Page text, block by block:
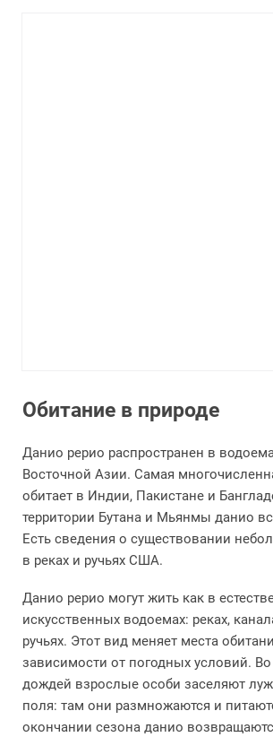
Обитание в природе
Данио рерио распространен в
Восточной Азии. Самая
обитает в Индии, Пакистане и
территории Бутана и Мьянмы данио
Есть сведения о существовании
в реках и ручьях США.
Данио рерио могут жить как в
искусственных водоемах: реках,
ручьях. Этот вид меняет места
зависимости от погодных условий.
дождей взрослые особи заселяют
поля: там они размножаются и
окончании сезона данио